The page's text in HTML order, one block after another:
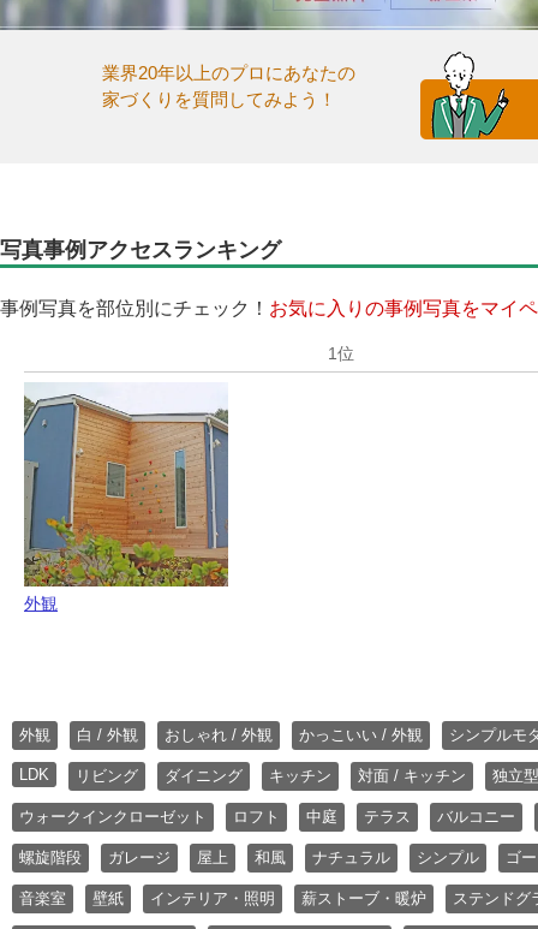
業界20年以上のプロにあなたの
家づくりを質問してみよう！
写真事例アクセスランキング
事例写真を部位別にチェック！ お気に入りの事例写真をマイ
外観
外観 白 / 外観 おしゃれ / 外観 かっこいい / 外観 シンプルモ
LDK リビング ダイニング キッチン 対面 / キッチン 独立
ウォークインクローゼット ロフト 中庭 テラス バルコニー
螺旋階段 ガレージ 屋上 和風 ナチュラル シンプル ゴ
音楽室 壁紙 インテリア・照明 薪ストーブ・暖炉 ステンドグ